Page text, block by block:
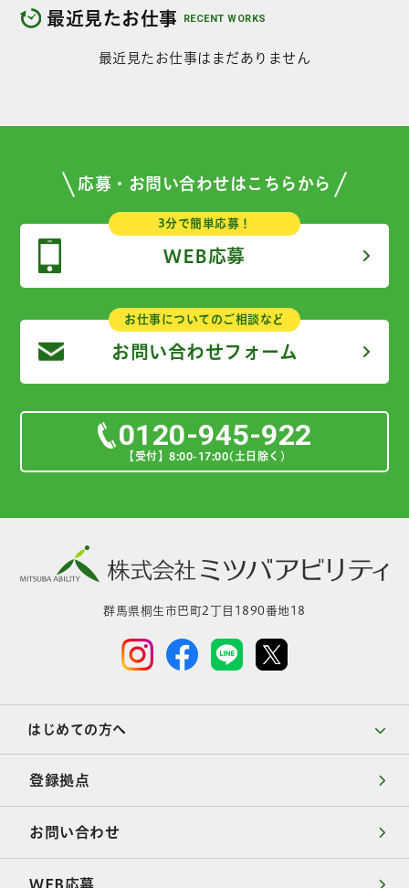
最近見たお仕事 RECENT WORKS
最近見たお仕事はまだありません
応募・お問い合わせはこちらから
3分で簡単応募！
WEB応募
お仕事についてのご相談など
お問い合わせフォーム
0120-945-922
【受付】8:00-17:00(土日除く)
群馬県桐生市巴町2丁目1890番地18
はじめての方へ
登録拠点
お問い合わせ
WEB応募